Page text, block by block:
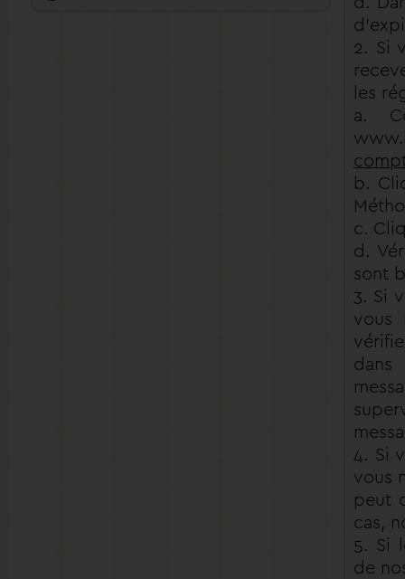
2. Si
les
a.
b.
c.
d.
sont
3. Si
vous
4. Si
vous
peut
cas,
5. Si
de